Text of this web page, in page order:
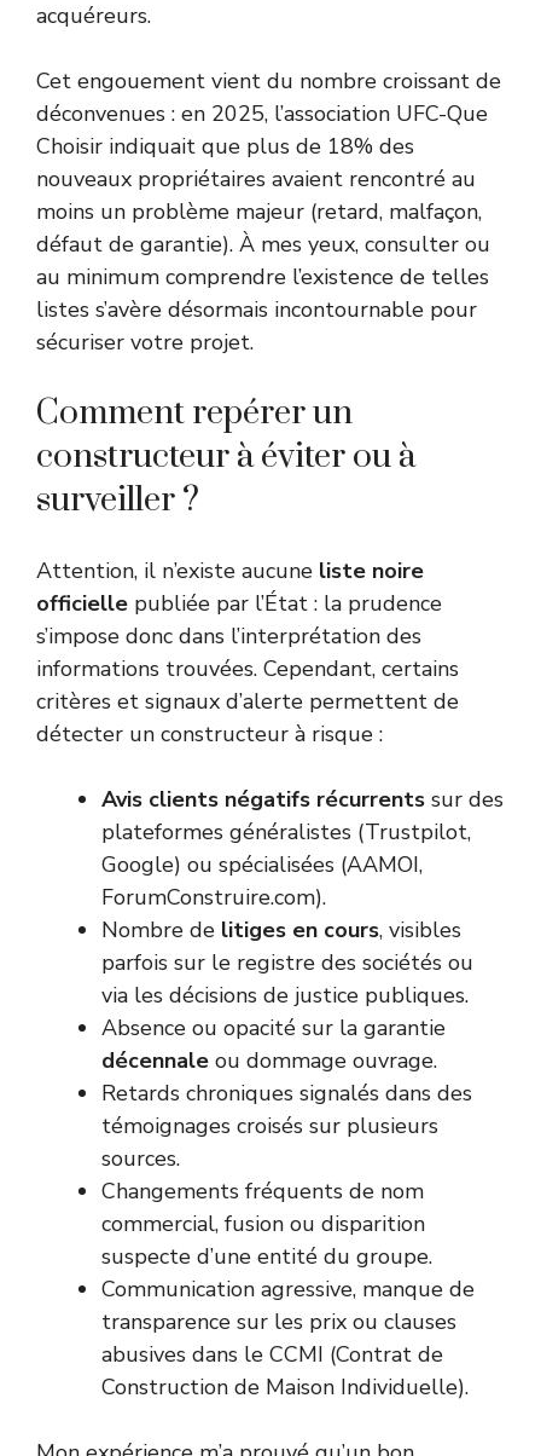
acquéreurs.
Cet engouement vient du nombre croissant de
déconvenues : en 2025, l’association UFC-Que
Choisir indiquait que plus de 18% des
nouveaux propriétaires avaient rencontré au
moins un problème majeur (retard, malfaçon,
défaut de garantie). À mes yeux, consulter ou
au minimum comprendre l’existence de telles
listes s’avère désormais incontournable pour
sécuriser votre projet.
Comment repérer un
constructeur à éviter ou à
surveiller ?
Attention, il n’existe aucune liste noire
officielle publiée par l’État : la prudence
s’impose donc dans l’interprétation des
informations trouvées. Cependant, certains
critères et signaux d’alerte permettent de
détecter un constructeur à risque :
Avis clients négatifs récurrents sur des
plateformes généralistes (Trustpilot,
Google) ou spécialisées (AAMOI,
ForumConstruire.com).
Nombre de litiges en cours, visibles
parfois sur le registre des sociétés ou
via les décisions de justice publiques.
Absence ou opacité sur la garantie
décennale ou dommage ouvrage.
Retards chroniques signalés dans des
témoignages croisés sur plusieurs
sources.
Changements fréquents de nom
commercial, fusion ou disparition
suspecte d’une entité du groupe.
Communication agressive, manque de
transparence sur les prix ou clauses
abusives dans le CCMI (Contrat de
Construction de Maison Individuelle).